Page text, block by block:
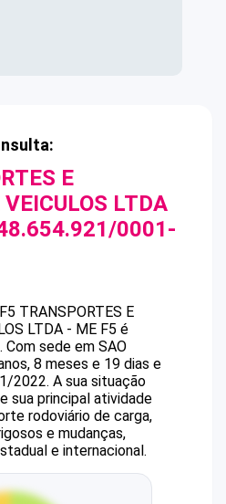
E
VEICULOS LTDA
0001-
F5 TRANSPORTES E
LTDA - ME F5 é
. Com sede em SAO
8 meses e 19 dias e
2022. A sua situação
e sua principal atividade
rodoviário de carga,
e mudanças,
e internacional.